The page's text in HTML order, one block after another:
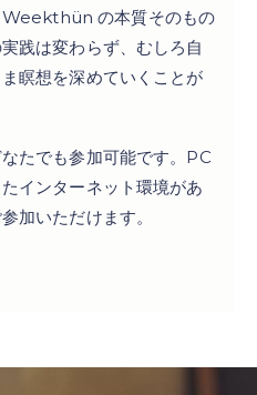
Weekthün の本質そのもの
践は変わらず、むしろ自
瞑想を深めていくことが
たでも参加可能です。PC
インターネット環境があ
加いただけます。